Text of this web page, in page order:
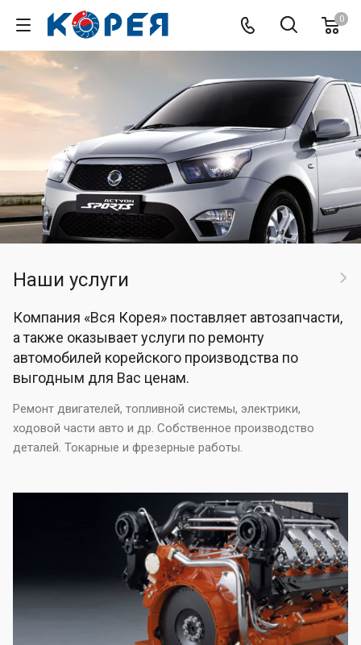
0
Наши услуги
Компания «Вся Корея» поставляет автозапчасти,
а также оказывает услуги по ремонту
автомобилей корейского производства по
выгодным для Вас ценам.
Ремонт двигателей, топливной системы, электрики,
ходовой части авто и др. Собственное производство
деталей. Токарные и фрезерные работы.